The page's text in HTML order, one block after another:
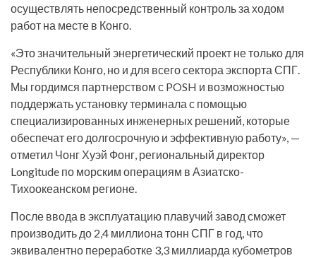
осуществлять непосредственный контроль за ходом
работ на месте в Конго.
«Это значительный энергетический проект не только для
Республики Конго, но и для всего сектора экспорта СПГ.
Мы гордимся партнерством с POSH и возможностью
поддержать установку терминала с помощью
специализированных инженерных решений, которые
обеспечат его долгосрочную и эффективную работу», —
отметил Чонг Хуэй Фонг, региональный директор
Longitude по морским операциям в Азиатско-
Тихоокеанском регионе.
После ввода в эксплуатацию плавучий завод сможет
производить до 2,4 миллиона тонн СПГ в год, что
эквивалентно переработке 3,3 миллиарда кубометров